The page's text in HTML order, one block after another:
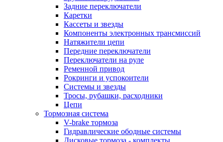
Задние переключатели
Каретки
Кассеты и звезды
Компоненты электронных трансмиссий
Натяжители цепи
Передние переключатели
Переключатели на руле
Ременной привод
Рокринги и успокоители
Системы и звезды
Тросы, рубашки, расходники
Цепи
Тормозная система
V-brake тормоза
Гидравлические ободные системы
Дисковые тормоза - комплекты